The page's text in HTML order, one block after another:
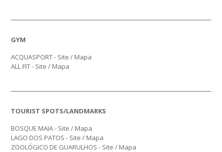
GYM
ACQUASPORT - Site / Mapa
ALL FIT - Site / Mapa
TOURIST SPOTS/LANDMARKS
BOSQUE MAIA - Site / Mapa
LAGO DOS PATOS - Site / Mapa
ZOOLÓGICO DE GUARULHOS - Site / Mapa